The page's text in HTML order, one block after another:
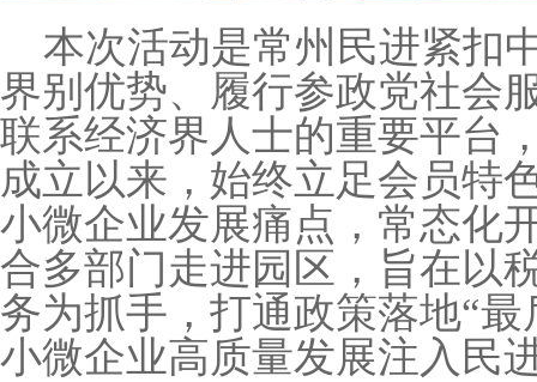
本次活动是常州民进紧扣
界别优势、履行参政党社会
联系经济界人士的重要平台
成立以来，始终立足会员特
小微企业发展痛点，常态化
合多部门走进园区，旨在以
务为抓手，打通政策落地“最
小微企业高质量发展注入民